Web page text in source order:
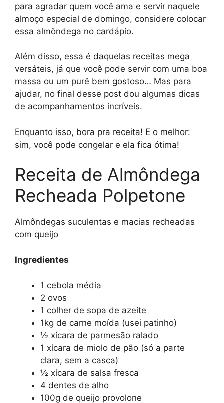
para agradar quem você ama e servir naquele
almoço especial de domingo, considere colocar
essa almôndega no cardápio.
Além disso, essa é daquelas receitas mega
versáteis, já que você pode servir com uma boa
massa ou um purê bem gostoso… Mas para
ajudar, no final desse post dou algumas dicas
de acompanhamentos incríveis.
Enquanto isso, bora pra receita! E o melhor:
sim, você pode congelar e ela fica ótima!
Receita de Almôndega
Recheada Polpetone
Almôndegas suculentas e macias recheadas
com queijo
Ingredientes
1 cebola média
2 ovos
1 colher de sopa de azeite
1kg de carne moída (usei patinho)
½ xícara de parmesão ralado
1 xícara de miolo de pão (só a parte
clara, sem a casca)
½ xícara de salsa fresca
4 dentes de alho
100g de queijo provolone